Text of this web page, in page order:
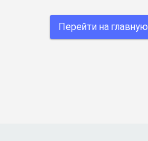
Перейти на главную